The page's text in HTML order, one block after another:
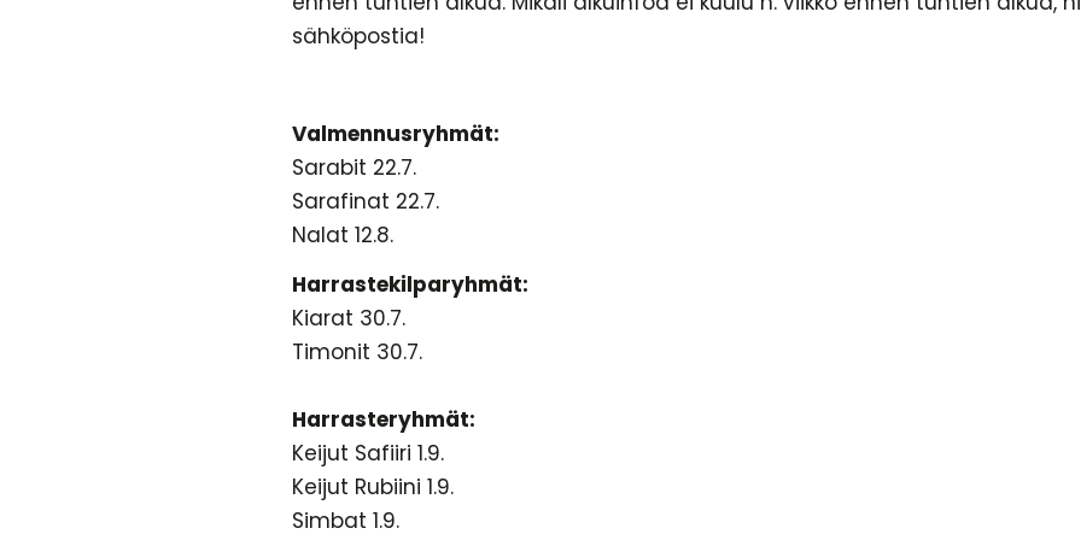
sähköpostia!
Valmennusryhmät:
Sarabit 22.7.
Sarafinat 22.7.
Nalat 12.8.
Harrastekilparyhmät:
Kiarat 30.7.
Timonit 30.7.
Harrasteryhmät:
Keijut Safiiri 1.9.
Keijut Rubiini 1.9.
Simbat 1.9.